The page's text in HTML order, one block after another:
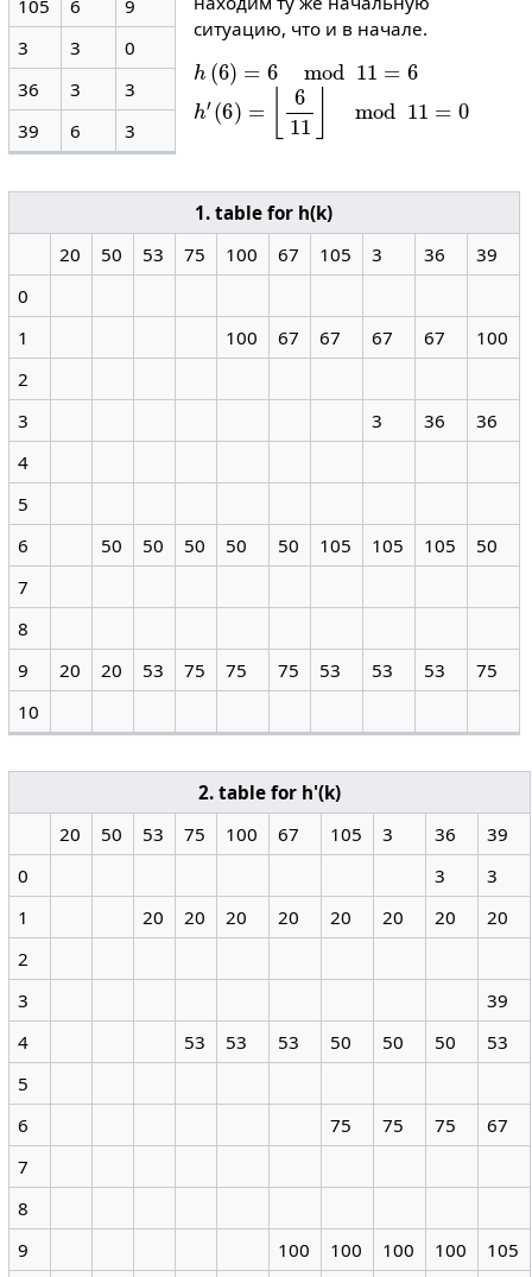
105 6
9
3
3
0
36
3
3
39
6 3
1. table for h(k)
20
50 53 75 100 67 105 3 36
39
0
1
100 67 67 67 67
100
2
3
3 36
36
4
5
6
50 50 50 50 50 105 105 105
50
7
8
9
20 20 53 75 75 75 53 53 53
75
10
2. table for h'(k)
20
50 53 75 100 67 105 3 36
39
0
3
3
1
20 20 20 20 20 20 20
20
2
3
39
4
53 53 53 50 50 50
53
5
6
75 75 75
67
7
8
9
100 100 100 100
105
ситуацию, что и в начале.
6 )
h ′ (6) 11⌋ mod =0